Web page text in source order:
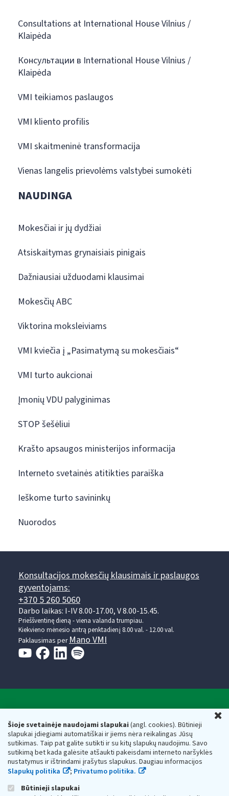
Šioje svetainėje naudojami slapukai(angl. cookies). Būtinieji
slapukai įdiegiami automatiškai ir jiems nėra reikalingas Jūsų
sutikimas. Taip pat galite sutikti ir su kitų slapukų naudojimu. Savo
sutikimą bet kada galėsite atšaukti pakeisdami interneto naršyklės
nustatymus ir ištrindami įrašytus slapukus. Daugiau informacijos
Slapukų politika
; Privatumo politika.
Būtinieji slapukai
Consultations at International House Vilnius /
Klaipėda
Консультации в International House Vilnius /
Klaipėda
VMI teikiamos paslaugos
VMI kliento profilis
VMI skaitmeninė transformacija
Vienas langelis prievolėms valstybei sumokėti
NAUDINGA
Mokesčiai ir jų dydžiai
Atsiskaitymas grynaisiais pinigais
Dažniausiai užduodami klausimai
Mokesčių ABC
Viktorina moksleiviams
VMI kviečia į „Pasimatymą su mokesčiais“
VMI turto aukcionai
Įmonių VDU palyginimas
STOP šešėliui
Krašto apsaugos ministerijos informacija
Interneto svetainės atitikties paraiška
Ieškome turto savininkų
Nuorodos
Konsultacijos mokesčių klausimais ir paslaugos
gyventojams:
+370 5 260 5060
Darbo laikas: I-IV 8.00-17.00, V 8.00-15.45.
Prieššventinę dieną - viena valanda trumpiau.
Kiekvieno mėnesio antrą penktadienį 8.00 val. - 12.00 val.
Paklausimas per Mano VMI
Respublikos finansų ministerijos
Biudžetinė įstaiga. Juridinio asmens kodas — 188659752,
adresas: Vasario 16-osios g. 14, 01107 Vilnius, Lietuva, el.paštas:
vmi@vmi.lt, E. pristatymo dėžutės adresas 188659752
Duomenys apie Valstybinę mokesčių inspekciją prie Lietuvos
Respublikos finansų ministerijos kaupiami ir saugomi Juridinių